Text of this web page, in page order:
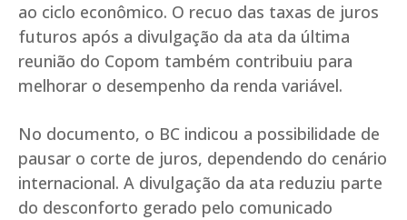
ao ciclo econômico. O recuo das taxas de juros
futuros após a divulgação da ata da última
reunião do Copom também contribuiu para
melhorar o desempenho da renda variável.
No documento, o BC indicou a possibilidade de
pausar o corte de juros, dependendo do cenário
internacional. A divulgação da ata reduziu parte
do desconforto gerado pelo comunicado